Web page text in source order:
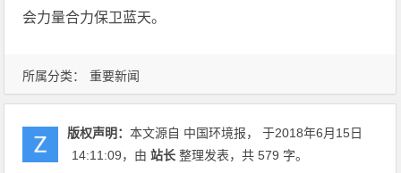
所属分类： 重要新闻
会力量合力保卫蓝天。
版权声明：本文源自 中国环境报， 于2018年6月15日
14:11:09，由站长 整理发表，共 579 字。